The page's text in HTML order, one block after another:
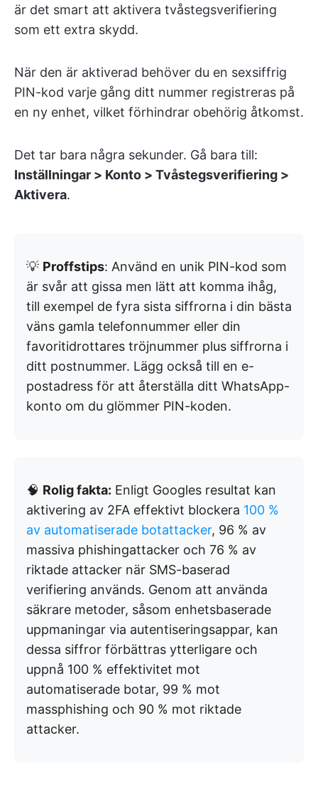
är det smart att aktivera tvåstegsverifiering
som ett extra skydd.
När den är aktiverad behöver du en sexsiffrig
PIN-kod varje gång ditt nummer registreras på
en ny enhet, vilket förhindrar obehörig åtkomst.
Det tar bara några sekunder. Gå bara till:
Inställningar > Konto > Tvåstegsverifiering >
Aktivera.
💡 Proffstips: Använd en unik PIN-kod som
är svår att gissa men lätt att komma ihåg,
till exempel de fyra sista siffrorna i din bästa
väns gamla telefonnummer eller din
favoritidrottares tröjnummer plus siffrorna i
ditt postnummer. Lägg också till en e-
postadress för att återställa ditt WhatsApp-
konto om du glömmer PIN-koden.
🧠 Rolig fakta: Enligt Googles resultat kan
aktivering av 2FA effektivt blockera 100 %
av automatiserade botattacker, 96 % av
massiva phishingattacker och 76 % av
riktade attacker när SMS-baserad
verifiering används. Genom att använda
säkrare metoder, såsom enhetsbaserade
uppmaningar via autentiseringsappar, kan
dessa siffror förbättras ytterligare och
uppnå 100 % effektivitet mot
automatiserade botar, 99 % mot
massphishing och 90 % mot riktade
attacker.